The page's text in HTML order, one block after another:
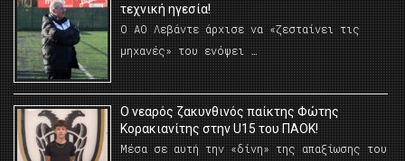
τεχνική ηγεσία!
Ο ΑΟ Λεβάντε άρχισε να «ζεσταίνει τις
μηχανές» του ενόψει …
O νεαρός ζακυνθινός παίκτης Φώτης
Κορακιανίτης στην U15 του ΠΑΟΚ!
Μέσα σε αυτή την «δίνη» της απαξίωσης του